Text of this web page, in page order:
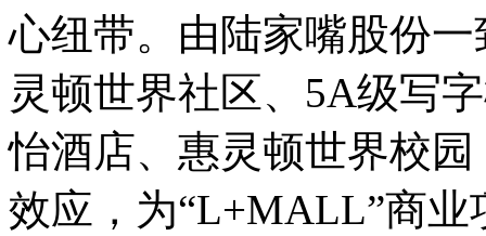
心纽带。由陆家嘴股份
灵顿世界社区、5A级写
怡酒店、惠灵顿世界校
效应，为“L+MALL”商